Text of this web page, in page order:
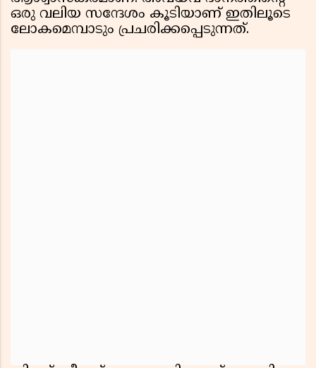
ഒരു വലിയ സന്ദേശം കൂടിയാണ് ഇതിലൂടെ
ലോകമെമ്പാടും പ്രചരിക്കപ്പെടുന്നത്.